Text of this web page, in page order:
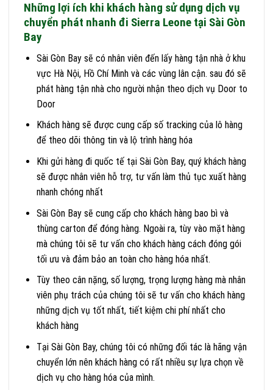
Những lợi ích khi khách hàng sử dụng dịch vụ
chuyển phát nhanh đi Sierra Leone tại Sài Gòn
Bay
Sài Gòn Bay sẽ có nhân viên đến lấy hàng tận nhà ở khu
vực Hà Nội, Hồ Chí Minh và các vùng lân cận. sau đó sẽ
phát hàng tận nhà cho người nhận theo dịch vụ Door to
Door
Khách hàng sẽ được cung cấp số tracking của lô hàng
để theo dõi thông tin và lộ trình hàng hóa
Khi gửi hàng đi quốc tế tại Sài Gòn Bay, quý khách hàng
sẽ được nhân viên hỗ trợ, tư vấn làm thủ tục xuất hàng
nhanh chóng nhất
Sài Gòn Bay sẽ cung cấp cho khách hàng bao bì và
thùng carton để đóng hàng. Ngoài ra, tùy vào mặt hàng
mà chúng tôi sẽ tư vấn cho khách hàng cách đóng gói
tối ưu và đảm bảo an toàn cho hàng hóa nhất.
Tùy theo cân nặng, số lượng, trọng lượng hàng mà nhân
viên phụ trách của chúng tôi sẽ tư vấn cho khách hàng
những dịch vụ tốt nhất, tiết kiệm chi phí nhất cho
khách hàng
Tại Sài Gòn Bay, chúng tôi có những đối tác là hãng vận
chuyển lớn nên khách hàng có rất nhiều sự lựa chọn về
dịch vụ cho hàng hóa của mình.